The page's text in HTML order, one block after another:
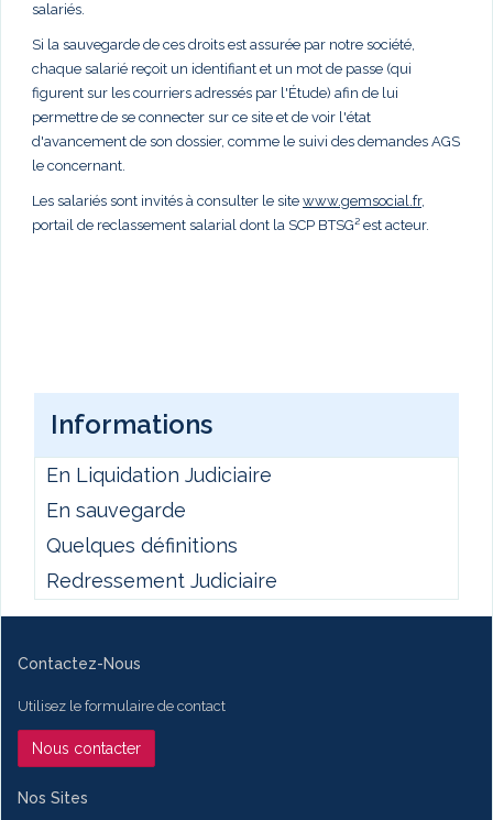
salariés.
Si la sauvegarde de ces droits est assurée par notre société,
chaque salarié reçoit un identifiant et un mot de passe (qui
figurent sur les courriers adressés par l'Étude) afin de lui
permettre de se connecter sur ce site et de voir l'état
d'avancement de son dossier, comme le suivi des demandes AGS
le concernant.
Les salariés sont invités à consulter le site www.gemsocial.fr,
portail de reclassement salarial dont la SCP BTSG² est acteur.
Informations
En Liquidation Judiciaire
En sauvegarde
Quelques définitions
Redressement Judiciaire
Contactez-Nous
Utilisez le formulaire de contact
Nous contacter
Nos Sites